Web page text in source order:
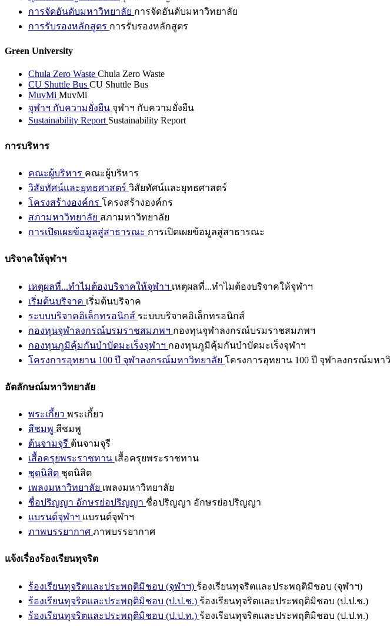
การจัดอันดับมหาวิทยาลัย การจัดอันดับมหาวิทยาลัย
การรับรองหลักสูตร การรับรองหลักสูตร
Green University
Chula Zero Waste Chula Zero Waste
CU Shuttle Bus CU Shuttle Bus
MuvMi MuvMi
จุฬาฯ กับความยั่งยืน จุฬาฯ กับความยั่งยืน
Sustainability Report Sustainability Report
การบริหาร
คณะผู้บริหาร คณะผู้บริหาร
วิสัยทัศน์และยุทธศาสตร์ วิสัยทัศน์และยุทธศาสตร์
โครงสร้างองค์กร โครงสร้างองค์กร
สภามหาวิทยาลัย สภามหาวิทยาลัย
การเปิดเผยข้อมูลสู่สาธารณะ การเปิดเผยข้อมูลสู่สาธารณะ
บริจาคให้จุฬาฯ
เหตุผลที่...ทำไมต้องบริจาคให้จุฬาฯ เหตุผลที่...ทำไมต้องบริจาคให้จุฬาฯ
เริ่มต้นบริจาค เริ่มต้นบริจาค
ระบบบริจาคอิเล็กทรอนิกส์ ระบบบริจาคอิเล็กทรอนิกส์
กองทุนจุฬาลงกรณ์บรมราชสมภพฯ กองทุนจุฬาลงกรณ์บรมราชสมภพฯ
กองทุนภูมิคุ้มกันบำบัดมะเร็งจุฬาฯ กองทุนภูมิคุ้มกันบำบัดมะเร็งจุฬาฯ
โครงการอุทยาน 100 ปี จุฬาลงกรณ์มหาวิทยาลัย โครงการอุทยาน 100 ปี จุฬาลงกรณ์มหา
อัตลักษณ์มหาวิทยาลัย
พระเกี้ยว พระเกี้ยว
สีชมพู สีชมพู
ต้นจามจุรี ต้นจามจุรี
เสื้อครุยพระราชทาน เสื้อครุยพระราชทาน
ชุดนิสิต ชุดนิสิต
เพลงมหาวิทยาลัย เพลงมหาวิทยาลัย
ชื่อปริญญา อักษรย่อปริญญา ชื่อปริญญา อักษรย่อปริญญา
แบรนด์จุฬาฯ แบรนด์จุฬาฯ
ภาพบรรยากาศ ภาพบรรยากาศ
แจ้งเรื่องร้องเรียนทุจริต
ร้องเรียนทุจริตและประพฤติมิชอบ (จุฬาฯ) ร้องเรียนทุจริตและประพฤติมิชอบ (จุฬาฯ)
ร้องเรียนทุจริตและประพฤติมิชอบ (ป.ป.ช.) ร้องเรียนทุจริตและประพฤติมิชอบ (ป.ป.ช.)
ร้องเรียนทุจริตและประพฤติมิชอบ (ป.ป.ท.) ร้องเรียนทุจริตและประพฤติมิชอบ (ป.ป.ท.)